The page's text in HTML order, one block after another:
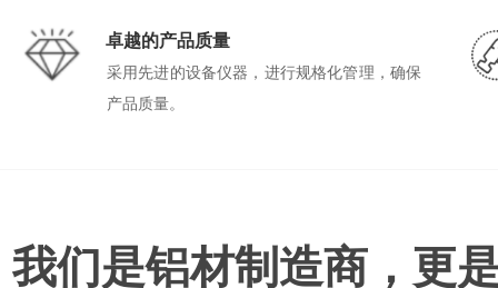
卓越的产品质量
采用先进的设备仪器，进行规格化管理，确保
产品质量。
我们是铝材制造商，更